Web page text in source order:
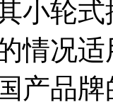
小轮
情况
产品